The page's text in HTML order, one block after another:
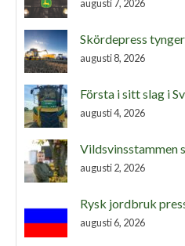
augusti 7, 2026
Skördepress
augusti 8, 2026
Första i sitt slag i
augusti 4, 2026
Vildsvinsstammen
augusti 2, 2026
Rysk jordbruk
augusti 6, 2026